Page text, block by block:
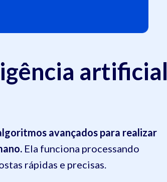
artificial
avançados para realizar
Ela funciona processando
rápidas e precisas.